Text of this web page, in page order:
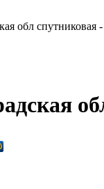
обл спутниковая